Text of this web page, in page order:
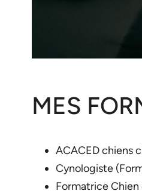
MES
ACACED chiens
Cynologiste
Formatrice